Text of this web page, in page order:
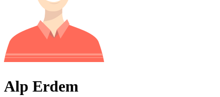
Alp Erdem